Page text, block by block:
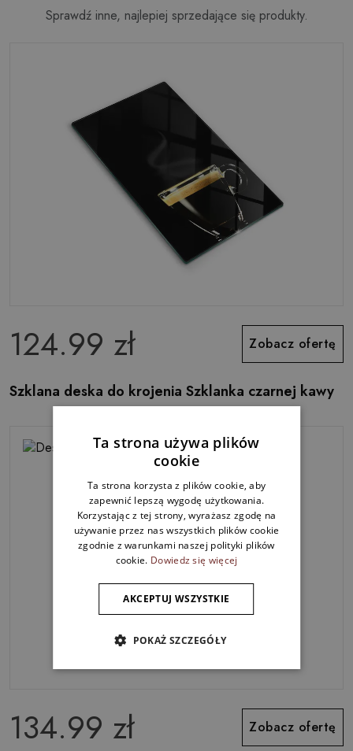
Sprawdź inne, najlepiej sprzedające się produkty.
124.99 zł Zobacz ofertę
Szklana deska do krojenia Szklanka czarnej kawy
134.99 zł Zobacz ofertę
Ta strona używa plików
cookie
Ta strona korzysta z plików cookie, aby
zapewnić lepszą wygodę użytkowania.
Korzystając z tej strony, wyrażasz zgodę na
używanie przez nas wszystkich plików cookie
zgodnie z warunkami naszej polityki plików
cookie. Dowiedz się więcej
AKCEPTUJ WSZYSTKIE
POKAŻ SZCZEGÓŁY